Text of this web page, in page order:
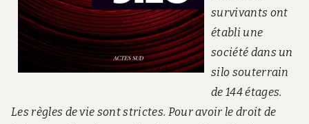
survivants ont
établi une
société dans un
silo souterrain
de 144 étages.
Les règles de vie sont strictes. Pour avoir le droit de